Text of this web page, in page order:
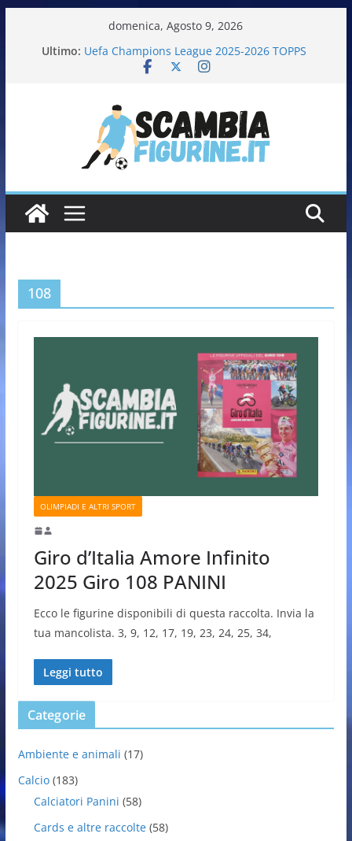
domenica, Agosto 9, 2026
Ultimo: Uefa Champions League 2025-2026 TOPPS
Fifa World Cup 2026 PANINI
Calciatori Serie B BKT 2025-2026 PANINI
108
OLIMPIADI E ALTRI SPORT
Giro d’Italia Amore Infinito
2025 Giro 108 PANINI
Ecco le figurine disponibili di questa raccolta. Invia la
tua mancolista. 3, 9, 12, 17, 19, 23, 24, 25, 34,
Leggi tutto
Categorie
Ambiente e animali (17)
Calcio(183)
Calciatori Panini (58)
Cards e altre raccolte(58)